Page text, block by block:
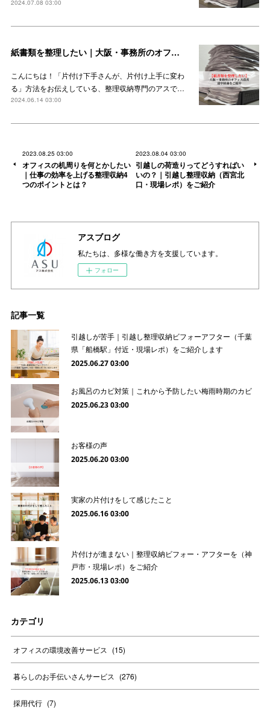
2024.07.08 03:00
紙書類を整理したい｜大阪・事務所のオフィス改善の途中経過をご紹介
こんにちは！「片付け下手さんが、片付け上手に変わ
る」方法をお伝えしている、整理収納専門のアスで…
2024.06.14 03:00
2023.08.25 03:00
オフィスの机周りを何とかしたい
｜仕事の効率を上げる整理収納4
つのポイントとは？
2023.08.04 03:00
引越しの荷造りってどうすればい
いの？｜引越し整理収納（西宮北
口・現場レポ）をご紹介
アスブログ
私たちは、多様な働き方を支援しています。
フォロー
記事一覧
引越しが苦手｜引越し整理収納ビフォーアフター（千葉
県「船橋駅」付近・現場レポ）をご紹介します
2025.06.27 03:00
お風呂のカビ対策｜これから予防したい梅雨時期のカビ
2025.06.23 03:00
お客様の声
2025.06.20 03:00
実家の片付けをして感じたこと
2025.06.16 03:00
片付けが進まない｜整理収納ビフォー・アフターを（神
戸市・現場レポ）をご紹介
2025.06.13 03:00
カテゴリ
オフィスの環境改善サービス (15)
暮らしのお手伝いさんサービス (276)
採用代行 (7)